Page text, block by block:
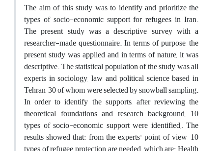
The aim of this study was to identify and prioritize the
types of socio-economic support for refugees in Iran.
The present study was a descriptive survey with a
researcher-made questionnaire. In terms of purpose, the
present study was applied and in terms of nature, it was
descriptive. The statistical population of the study was all
experts in sociology, law and political science based in
Tehran, 30 of whom were selected by snowball sampling.
In order to identify the supports, after reviewing the
theoretical foundations and research background, 10
types of socio-economic support were identified,. The
results showed that: from the experts' point of view, 10